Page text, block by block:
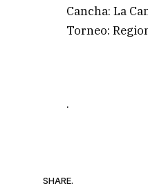
Cancha: La
Torneo:
.
SHARE.